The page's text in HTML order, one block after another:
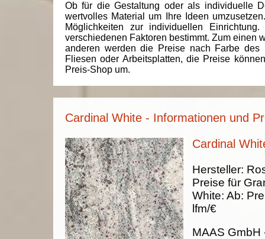
Ob für die Gestaltung oder als individuelle
wertvolles Material um Ihre Ideen
Möglichkeiten zur individuellen
verschiedenen Faktoren bestimmt. Zum einen
anderen werden die Preise nach Farbe des
Fliesen oder Arbeitsplatten, die Preise
Preis-Shop um.
Cardinal White - Informationen und
Cardinal
Hersteller:
Preise für
White: Ab:
lfm/€
MAAS GmbH